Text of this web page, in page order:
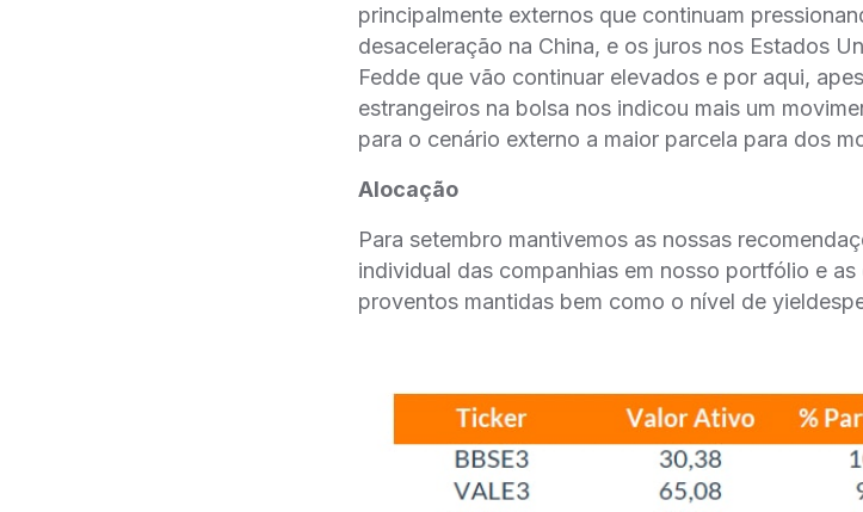
principalmente externos que continuam
desaceleração na China, e os juros nos Estados
Fedde que vão continuar elevados e por aqui,
estrangeiros na bolsa nos indicou mais um
para o cenário externo a maior parcela para dos
Alocação
Para setembro mantivemos as nossas
individual das companhias em nosso portfólio e
proventos mantidas bem como o nível de